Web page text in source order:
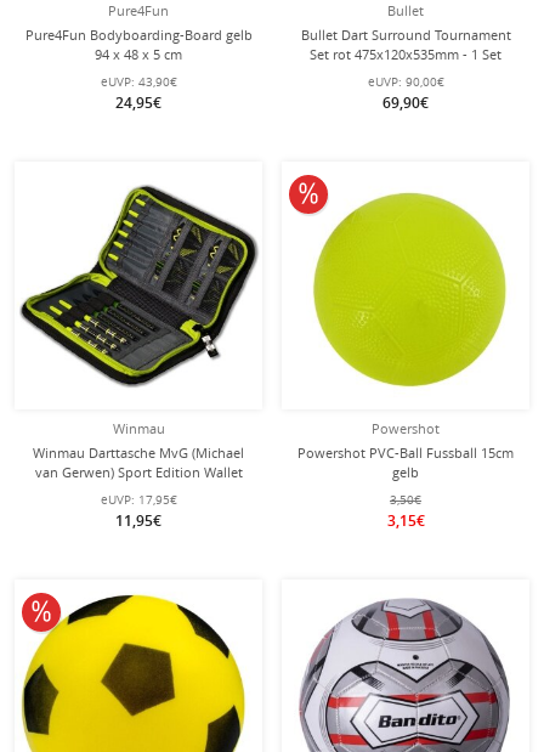
Pure4Fun
Pure4Fun Bodyboarding-Board gelb
94 x 48 x 5 cm
eUVP: 43,90€
24,95€
Bullet
Bullet Dart Surround Tournament
Set rot 475x120x535mm - 1 Set
eUVP: 90,00€
69,90€
Winmau
Winmau Darttasche MvG (Michael
van Gerwen) Sport Edition Wallet
8330
eUVP: 17,95€
11,95€
Powershot
Powershot PVC-Ball Fussball 15cm
gelb
3,50€
3,15€
10% reduziert
10% reduziert